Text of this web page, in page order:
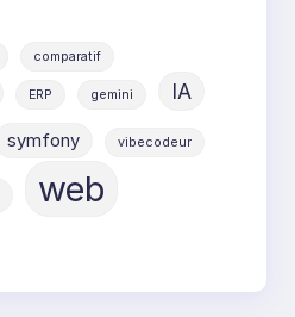
comparatif
ERP gemini IA
symfony vibecodeur
web